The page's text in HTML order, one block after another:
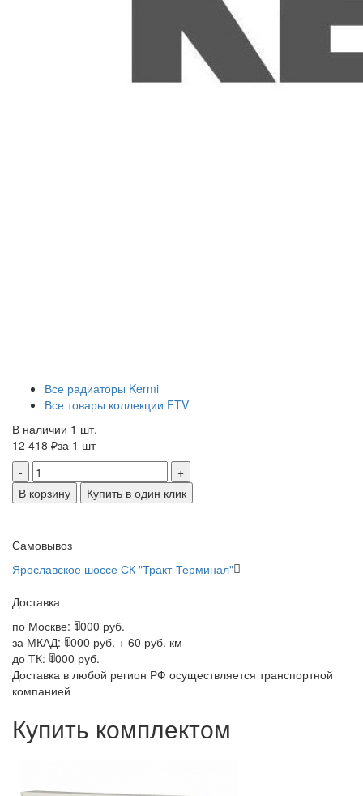
Все радиаторы Kermi
Все товары коллекции FTV
В наличии 1 шт.
12 418 ₽за 1 шт
-
+
В корзину
Купить в один клик
Самовывоз
Ярославское шоссе СК "Тракт-Терминал"
Доставка
по Москве: 1000 руб.
за МКАД: 1000 руб. + 60 руб. км
до ТК: 1000 руб.
Доставка в любой регион РФ осуществляется транспортной
компанией
Купить комплектом